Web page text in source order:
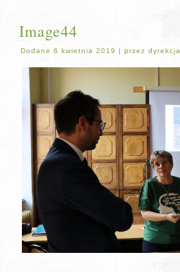
Image44
Dodane 6 kwietnia 2019 |przez dyrekcja